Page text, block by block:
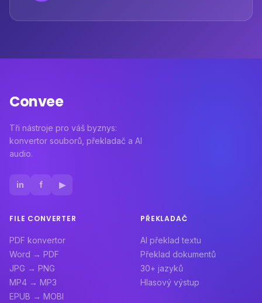
Convee
Tři nástroje pro váš byznys:
konvertor souborů, překladač a AI
audio.
in f ▶
FILE CONVERTER
PDF konvertor
Word → PDF
JPG → PNG
MP4 → MP3
EPUB → MOBI
PŘEKLADAČ
AI překlad textu
Překlad dokumentů
30+ jazyků
Hlasový výstup